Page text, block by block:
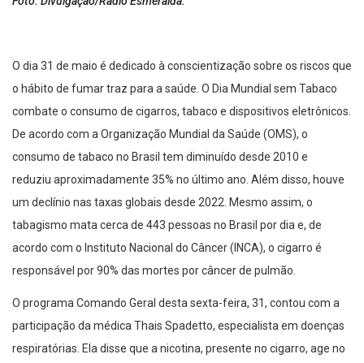
O dia 31 de maio é dedicado à conscientização sobre os riscos que
o hábito de fumar traz para a saúde. O Dia Mundial sem Tabaco
combate o consumo de cigarros, tabaco e dispositivos eletrônicos.
De acordo com a Organização Mundial da Saúde (OMS), o
consumo de tabaco no Brasil tem diminuído desde 2010 e
reduziu aproximadamente 35% no último ano. Além disso, houve
um declínio nas taxas globais desde 2022. Mesmo assim, o
tabagismo mata cerca de 443 pessoas no Brasil por dia e, de
acordo com o Instituto Nacional do Câncer (INCA), o cigarro é
responsável por 90% das mortes por câncer de pulmão.
O programa Comando Geral desta sexta-feira, 31, contou com a
participação da médica Thais Spadetto, especialista em doenças
respiratórias. Ela disse que a nicotina, presente no cigarro, age no